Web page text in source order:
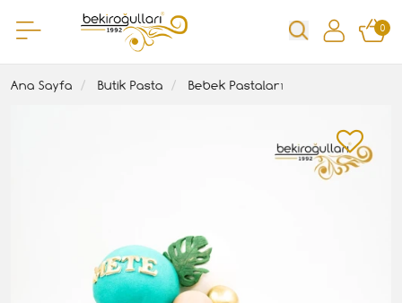
0
Ana Sayfa Butik Pasta Bebek Pastaları